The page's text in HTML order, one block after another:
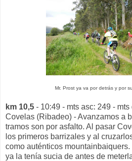
Mr. Prost ya va por detrás y por
km 10,5 - 10:49 - mts asc: 249 -
Covelas (Ribadeo) - Avanzamos a
tramos son por asfalto. Al pasar
los primeros barrizales y al
como auténticos
ya la tenía sucia de antes de